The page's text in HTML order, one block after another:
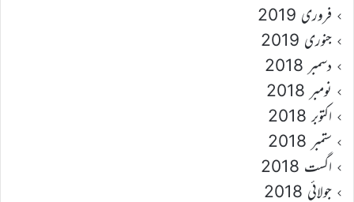
فروری 2019
جنوری 2019
دسمبر 2018
نومبر 2018
اکتوبر 2018
ستمبر 2018
اگست 2018
جولائی 2018